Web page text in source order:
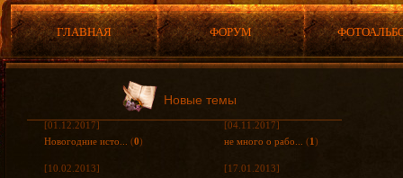
ГЛАВНАЯ ФОРУМ
Новые темы
[01.12.2017]
Новогодние исто...
(0)
[04.11.2017]
не много о рабо...
(1)
[10.02.2013]
[17.01.2013]